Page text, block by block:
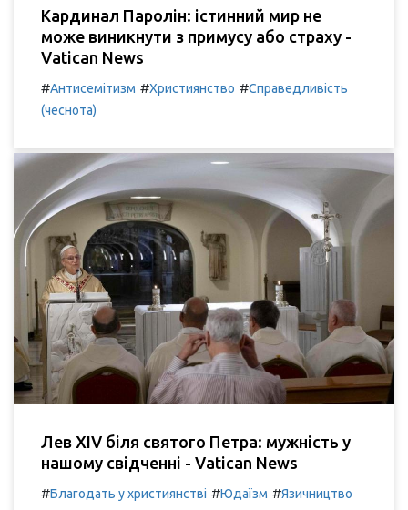
Кардинал Паролін: істинний мир не
може виникнути з примусу або страху -
Vatican News
#Антисемітизм #Християнство #Справедливість
(чеснота)
Лев XIV біля святого Петра: мужність у
нашому свідченні - Vatican News
#Благодать у християнстві #Юдаїзм #Язичництво